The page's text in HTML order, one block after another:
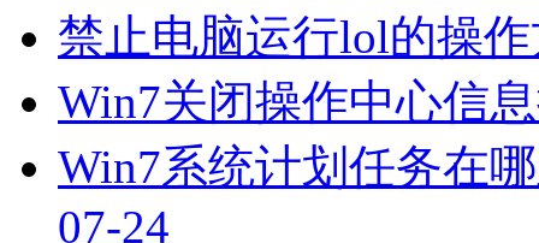
禁止电脑运行lol的操
Win7关闭操作中心信
Win7系统计划任务在
07-24